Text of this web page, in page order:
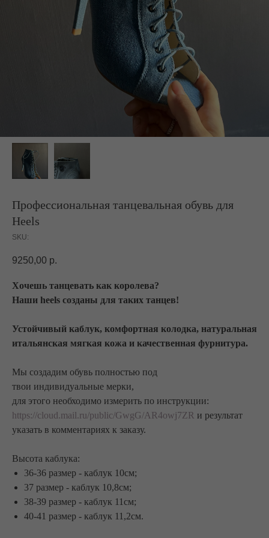
Профессиональная танцевальная обувь для
Heels
SKU:
9250,00 р.
Хочешь танцевать как королева?
Наши heels созданы для таких танцев!
Устойчивый каблук, комфортная колодка, натуральная
итальянская мягкая кожа и качественная фурнитура.
Мы создадим обувь полностью под
твои индивидуальные мерки,
для этого необходимо измерить по инструкции:
https://cloud.mail.ru/public/GwgG/AR4owj7ZR и результат
указать в комментариях к заказу.
Высота каблука:
36-36 размер - каблук 10см;
37 размер - каблук 10,8см;
38-39 размер - каблук 11см;
40-41 размер - каблук 11,2см.